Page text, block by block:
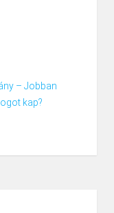
– Jobban
kap?